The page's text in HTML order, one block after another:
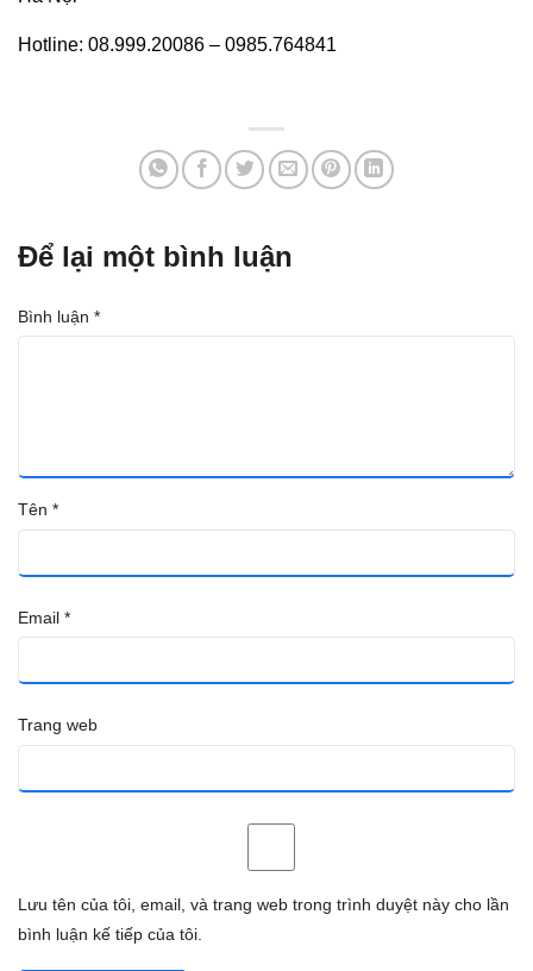
Hotline: 08.999.20086 – 0985.764841
Để lại một bình luận
Bình luận *
Tên *
Email *
Trang web
Lưu tên của tôi, email, và trang web trong trình duyệt này cho lần
bình luận kế tiếp của tôi.